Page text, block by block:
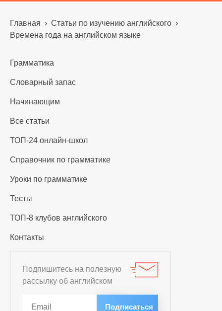
Главная › Статьи по изучению английского ›
Времена года на английском языке
Грамматика
Словарный запас
Начинающим
Все статьи
ТОП-24 онлайн-школ
Справочник по грамматике
Уроки по грамматике
Тесты
ТОП-8 клубов английского
Контакты
Подпишитесь на полезную
рассылку об английском